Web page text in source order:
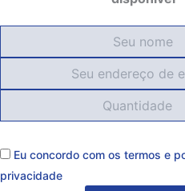
Eu concordo com os termos e
privacidade